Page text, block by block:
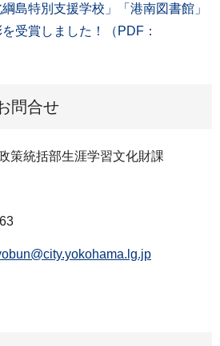
島特別支援学校」「港南図書館」
受賞しました！（PDF：
問合せ
策統括部生涯学習文化財課